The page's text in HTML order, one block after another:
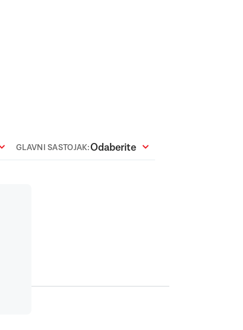
GLAVNI SASTOJAK:Odaberite